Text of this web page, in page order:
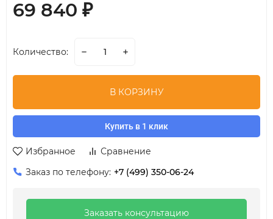
69 840 ₽
Количество:
В КОРЗИНУ
Купить в 1 клик
Избранное
Сравнение
Заказ по телефону: +7 (499) 350-06-24
Заказать консультацию